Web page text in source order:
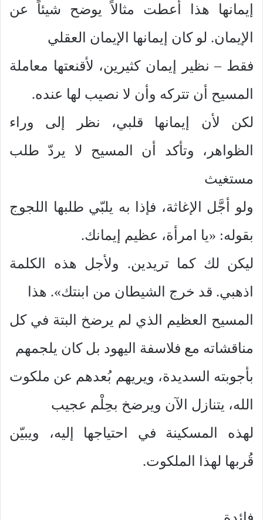
إيمانها هذا أعطت مثالاً يوضح شيئاً عن
الإيمان. لو كان إيمانها الإيمان العقلي
فقط – نظير إيمان كثيرين، لأقنعتها معاملة
المسيح أن تتركه وأن لا نصيب لها عنده.
لكن لأن إيمانها قلبي، نظر إلى وراء
الظواهر، وتأكد أن المسيح لا يردّ طلب
مستغيث
ولو أجَّل الإغاثة، فإذا به يلبّي طلبها اللجوج
بقوله: «يا امرأة، عظيم إيمانك.
ليكن لك كما تريدين. ولأجل هذه الكلمة
اذهبي. قد خرج الشيطان من ابنتك». هذا
المسيح العظيم الذي لم يرضخ البتة في كل
مناقشاته مع فلاسفة اليهود بل كان يلجمهم
بأجوبته السديدة، ويريهم بُعدهم عن ملكوت
الله، يتنازل الآن ويرضخ بحِلْم عجيب
لهذه المسكينة في احتياجها إليه، ويبيّن
قُربها لهذا الملكوت.